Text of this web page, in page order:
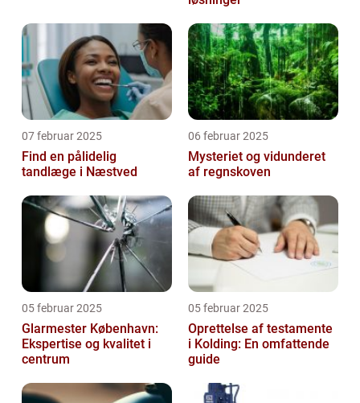
07 februar 2025
Find en pålidelig
tandlæge i Næstved
06 februar 2025
Mysteriet og vidunderet
af regnskoven
05 februar 2025
Glarmester København:
Ekspertise og kvalitet i
centrum
05 februar 2025
Oprettelse af testamente
i Kolding: En omfattende
guide